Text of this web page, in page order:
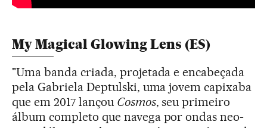
My Magical Glowing Lens (ES)
"Uma banda criada, projetada e encabeçada
pela Gabriela Deptulski, uma jovem capixaba
que em 2017 lançou Cosmos, seu primeiro
álbum completo que navega por ondas neo-